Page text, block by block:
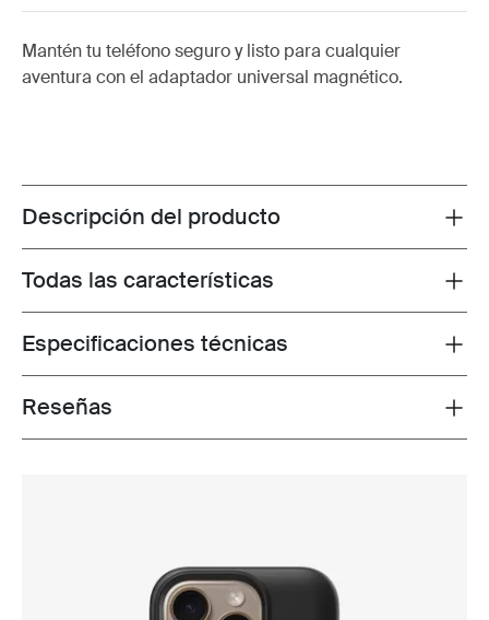
Mantén tu teléfono seguro y listo para cualquier
aventura con el adaptador universal magnético.
Toggle overview
Descripción del producto
Toggle features
Todas las características
Toggle techspec
Especificaciones técnicas
Toggle overview
Reseñas